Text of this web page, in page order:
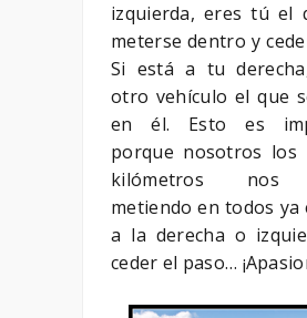
izquierda, eres tú el
meterse dentro y
Si está a tu
otro vehículo el que
en él. Esto es
porque nosotros los
kilómetros nos
metiendo en todos ya
a la derecha o
ceder el paso…